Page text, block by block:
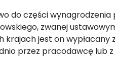
do części
zwanej
krajach jest on wypłacany
przez pracodawcę lub z